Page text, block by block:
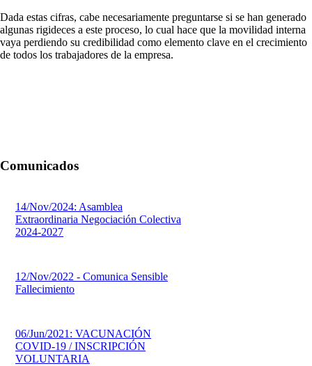
Dada estas cifras, cabe necesariamente preguntarse si se han generado
algunas rigideces a este proceso, lo cual hace que la movilidad interna
vaya perdiendo su credibilidad como elemento clave en el crecimiento
de todos los trabajadores de la empresa.
Comunicados
14/Nov/2024: Asamblea
Extraordinaria Negociación Colectiva
2024-2027
12/Nov/2022 - Comunica Sensible
Fallecimiento
06/Jun/2021: VACUNACIÓN
COVID-19 / INSCRIPCIÓN
VOLUNTARIA